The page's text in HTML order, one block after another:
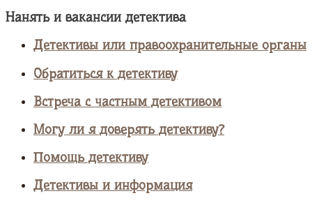
Нанять и вакансии детектива
Детективы или правоохранительные органы
Обратиться к детективу
Встреча с частным детективом
Могу ли я доверять детективу?
Помощь детективу
Детективы и информация